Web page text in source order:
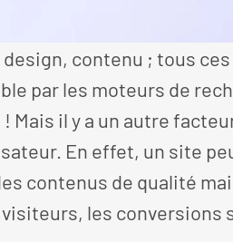
contenu ; tous
par les moteurs de
Mais il y a un autre
En effet, un site
contenus de qualité
visiteurs, les conversions